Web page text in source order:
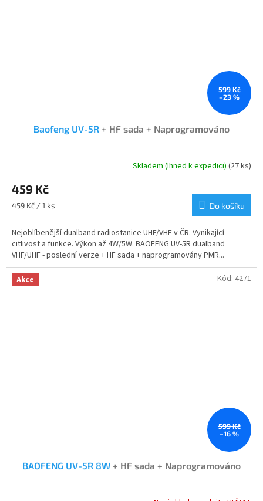
599 Kč
–23 %
Baofeng UV-5R + HF sada + Naprogramováno
produktu
je
4,7
5
hvězdiček.
Skladem (Ihned k expedici)(27 ks)
459 Kč
Měrná
459 Kč / 1 ks Do košíku
Nejoblíbenější dualband radiostanice UHF/VHF v ČR. Vynikající
citlivost a funkce. Výkon až 4W/5W. BAOFENG UV-5R dualband
VHF/UHF - poslední verze + HF sada + naprogramovány PMR...
Akce
599 Kč
–16 %
BAOFENG UV-5R 8W + HF sada + Naprogramováno
Kód: 4271